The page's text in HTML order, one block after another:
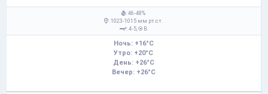
: 46-48%
: 1023-1015 мм рт.ст.
: 4-5,
В
Ночь: +16°C
Утро: +20°C
День: +26°C
Вечер: +26°C